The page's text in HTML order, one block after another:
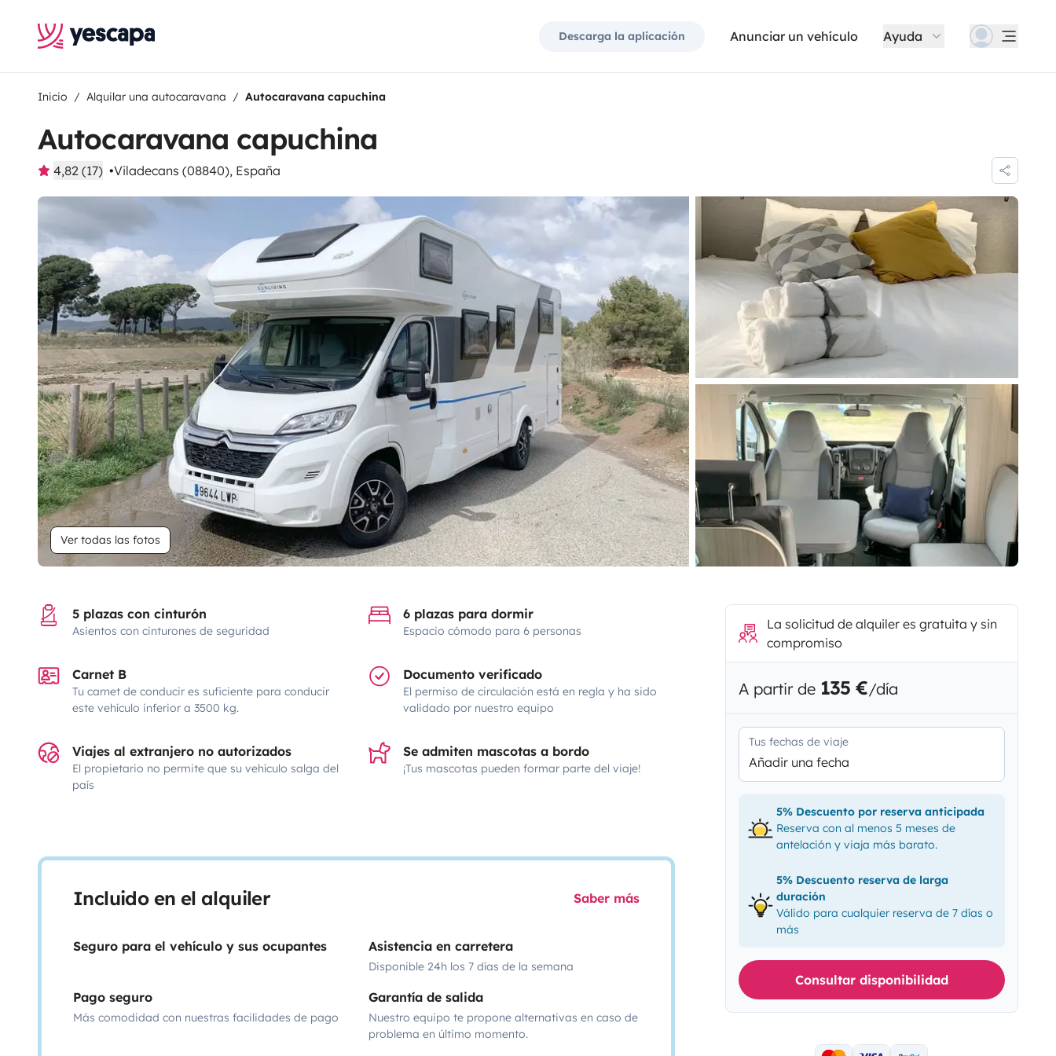
Descarga la aplicación Anunciar un vehículo Ayuda
Inicio Alquilar una autocaravana Autocaravana capuchina
Autocaravana capuchina
4,82 (17) Viladecans (08840), España
Ver todas las fotos
5 plazas con cinturón
Asientos con cinturones de seguridad
6 plazas para dormir
Espacio cómodo para 6 personas
Carnet B
Tu carnet de conducir es suficiente para conducir
este vehículo inferior a 3500 kg.
Documento verificado
El permiso de circulación está en regla y ha sido
validado por nuestro equipo
Viajes al extranjero no autorizados
El propietario no permite que su vehículo salga del
país
Se admiten mascotas a bordo
¡Tus mascotas pueden formar parte del viaje!
Incluido en el alquiler Saber más
Seguro para el vehículo y sus ocupantes Asistencia en carretera
Disponible 24h los 7 días de la semana
Pago seguro
Más comodidad con nuestras facilidades de pago
Garantía de salida
Nuestro equipo te propone alternativas en caso de
problema en último momento.
La solicitud de alquiler es gratuita y sin
compromiso
A partir de 135 €/día
Tus fechas de viaje
Añadir una fecha
5% Descuento por reserva anticipada
Reserva con al menos 5 meses de
antelación y viaja más barato.
5% Descuento reserva de larga
duración
Válido para cualquier reserva de 7 días o
más
Consultar disponibilidad